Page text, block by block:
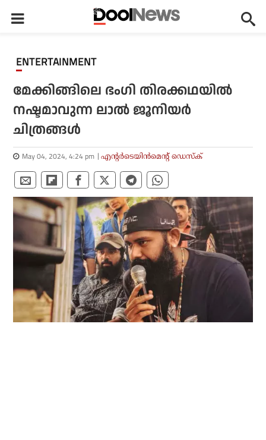
ENTERTAINMENT
മേക്കിങ്ങിലെ ഭംഗി തിരക്കഥയിൽ
നഷ്ടമാവുന്ന ലാൽ ജൂനിയർ
ചിത്രങ്ങൾ
May 04, 2024, 4:24 pm എന്റര്‍ടെയിന്‍മെന്റ് ഡെസ്‌ക്